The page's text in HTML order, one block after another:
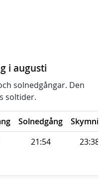
i augusti
solnedgångar. Den
soltider.
Solnedgång
21:54 23:38